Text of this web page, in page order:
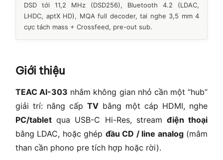
DSD tới 11,2 MHz (DSD256), Bluetooth 4.2 (LDAC,
LHDC, aptX HD), MQA full decoder, tai nghe 3,5 mm 4
cực tách mass + Crossfeed, pre-out sub.
Giới thiệu
TEAC AI-303 nhắm không gian nhỏ cần một “hub”
giải trí: nâng cấp TV bằng một cáp HDMI, nghe
PC/tablet qua USB-C Hi-Res, stream điện thoại
bằng LDAC, hoặc ghép đầu CD / line analog(mâm
than cần phono pre tích hợp hoặc rời).